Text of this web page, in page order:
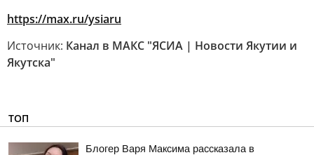
https://max.ru/ysiaru
Источник: Канал в МАКС "ЯСИА | Новости Якутии и
Якутска"
ТОП
Блогер Варя Максима рассказала в